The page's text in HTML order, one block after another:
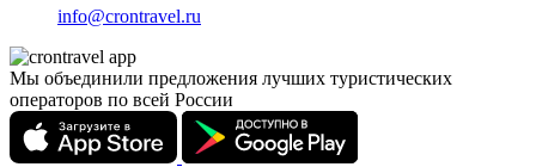
info@crontravel.ru
Мы объединили предложения лучших туристических
операторов по всей России